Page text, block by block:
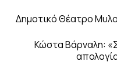
Δημοτικό Θέατρο
Κώστα Βάρναλη: